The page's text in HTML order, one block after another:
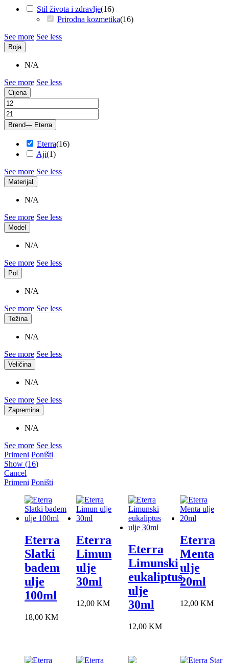
Stil života i zdravlje(16)
Prirodna kozmetika(16)
See more See less
Boja
N/A
See more See less
Cijena
Brend— Eterra
Eterra(16)
Aji(1)
See more See less
Materijal
N/A
See more See less
Model
N/A
See more See less
Pol
N/A
See more See less
Težina
N/A
See more See less
Veličina
N/A
See more See less
Zapremina
N/A
See more See less
Primeni Poništi
Show (16)
Cancel
Primeni Poništi
Eterra
Slatki
badem
ulje
100ml
18,00 KM
Eterra
Limun
ulje
30ml
12,00KM
Eterra
Limunski
eukaliptus
ulje
30ml
12,00 KM
Eterra
Menta
ulje
20ml
12,00 KM